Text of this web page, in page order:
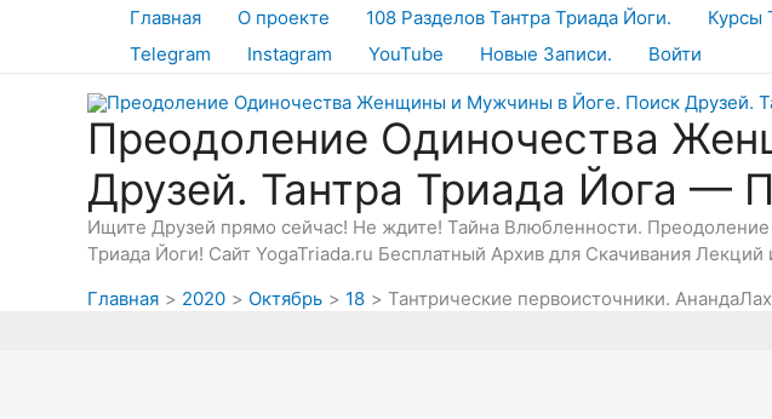
Главная О проекте 108 Разделов Тантра Триада Йоги. Курсы
Telegram
Instagram YouTube Новые Записи. Войти
Преодоление Одиночества
Друзей. Тантра Триада Йога —
Ищите Друзей прямо сейчас! Не ждите! Тайна Влюбленности.
Триада Йоги! Сайт YogaTriada.ru Бесплатный Архив для Скачивания
Главная
2020 Октябрь 18 Тантрические первоисточники.